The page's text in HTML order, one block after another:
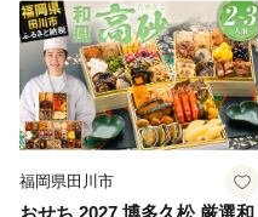
福岡県田川市
おせち 2027 博多久松 厳選和